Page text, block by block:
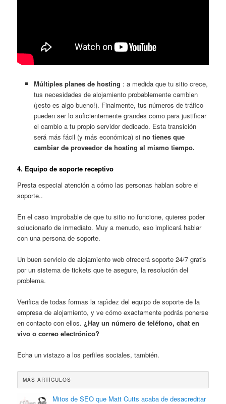
Múltiples planes de hosting : a medida que tu sitio crece,
tus necesidades de alojamiento probablemente cambien
(¡esto es algo bueno!). Finalmente, tus números de tráfico
pueden ser lo suficientemente grandes como para justificar
el cambio a tu propio servidor dedicado. Esta transición
será más fácil (y más económica) si no tienes que
cambiar de proveedor de hosting al mismo tiempo.
4. Equipo de soporte receptivo
Presta especial atención a cómo las personas hablan sobre el
soporte..
En el caso improbable de que tu sitio no funcione, quieres poder
solucionarlo de inmediato. Muy a menudo, eso implicará hablar
con una persona de soporte.
Un buen servicio de alojamiento web ofrecerá soporte 24/7 gratis
por un sistema de tickets que te asegure, la resolución del
problema.
Verifica de todas formas la rapìdez del equipo de soporte de la
empresa de alojamiento, y ve cómo exactamente podrás ponerse
en contacto con ellos.¿Hay un número de teléfono, chat en
vivo o correo electrónico?
Echa un vistazo a los perfiles sociales, también.
MÁS ARTÍCULOS
Mitos de SEO que Matt Cutts acaba de desacreditar